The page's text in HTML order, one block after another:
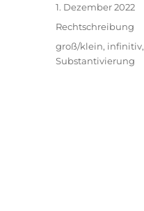
Veröffentlicht
1. Dezember 2022
Kategorien
Rechtschreibung
Schlagwörter
groß/klein, infinitiv,
Substantivierung